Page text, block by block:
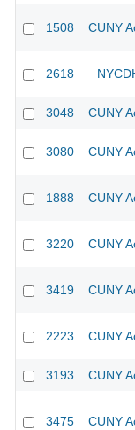
1508 CUNY
2618
3048 CUNY
3080 CUNY
1888 CUNY
3220 CUNY
3419 CUNY
2223 CUNY
3193 CUNY
3475 CUNY